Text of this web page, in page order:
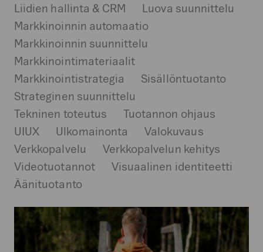
Liidien hallinta & CRM
Luova suunnittelu
Markkinoinnin automaatio
Markkinoinnin suunnittelu
Markkinointimateriaalit
Markkinointistrategia
Sisällöntuotanto
Strateginen suunnittelu
Tekninen toteutus
Tuotannon ohjaus
UIUX
Ulkomainonta
Valokuvaus
Verkkopalvelu
Verkkopalvelun kehitys
Videotuotannot
Visuaalinen identiteetti
Äänituotanto
goSaimaa
Ukonrauha